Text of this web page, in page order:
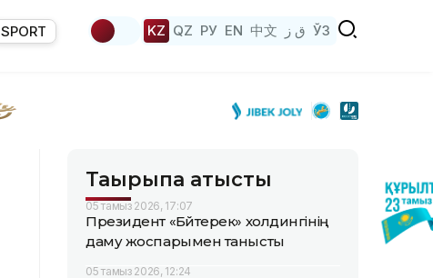
SPORT KZ QZ РУ EN 中文 ق ز ЎЗ
Тақырыпқа қатысты
05 тамыз 2026, 17:07
Президент «Бәйтерек» холдингінің
даму жоспарымен танысты
05 тамыз 2026, 12:24